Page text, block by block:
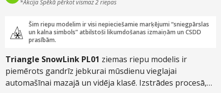
*Akcija Spēkā pērkot vismaz 2 riepas
Šim riepu modelim ir visi nepieciešamie marķējumi “sniegpārslas
un kalna simbols” atbilstoši likumdošanas izmaiņām un CSDD
prasībām.
Triangle SnowLink PL01 ziemas riepu modelis ir
piemērots gandrīz jebkurai mūsdienu vieglajai
automašīnai mazajā un vidēja klasē. Izstrādes procesā,